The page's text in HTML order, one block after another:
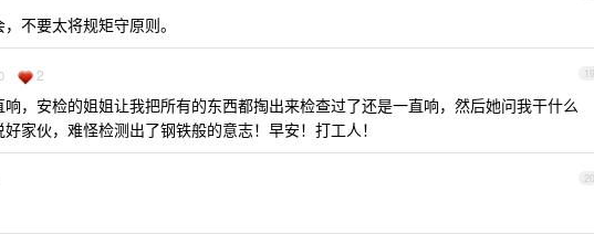
不要太将规矩守原则。
19
2
，安检的姐姐让我把所有的东西都掏出来检查过了还是一直响，然后她问我干什么
家伙，难怪检测出了钢铁般的意志！早安！打工人！
20